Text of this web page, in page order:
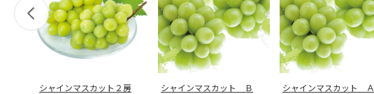
シャインマスカット２房 シャインマスカット Ｂ シャインマスカット Ａ